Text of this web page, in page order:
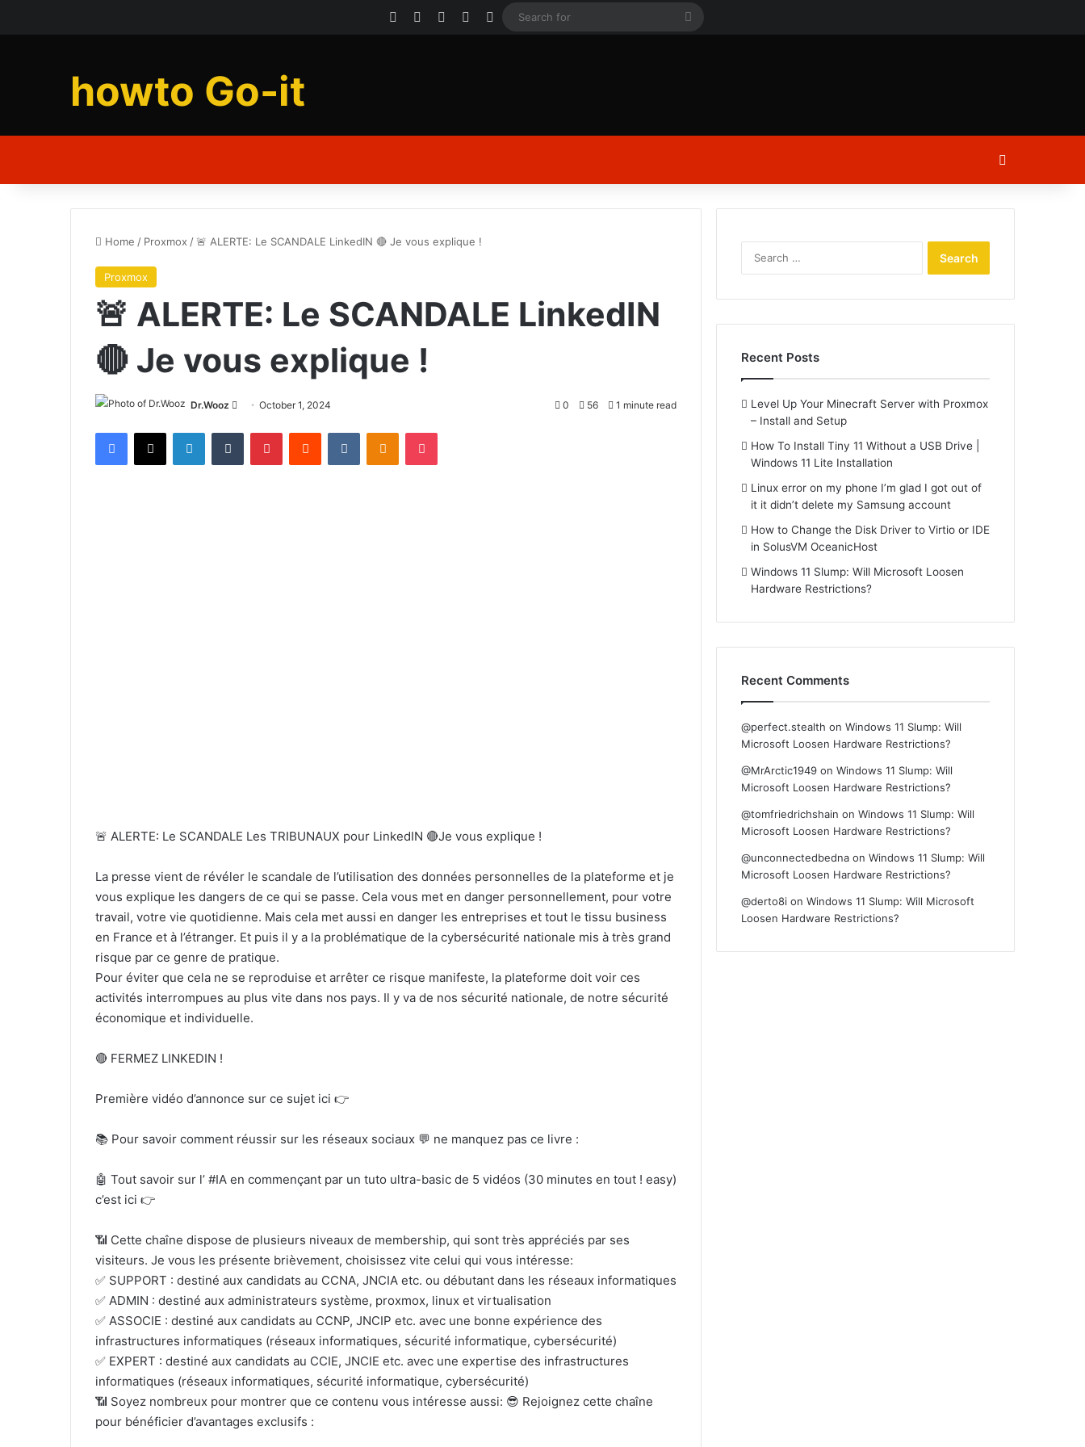
Facebook YouTubeInstagram
Log In
Search
howto Go-it
Home / Proxmox / 🚨 ALERTE: Le SCANDALE LinkedIN 🔴 Je vous explique !
Proxmox
🚨 ALERTE: Le SCANDALE LinkedIN
🔴 Je vous explique !
Dr.Wooz
SendOctober 1, 2024 0 56 1 minute read
Facebook
X LinkedInTumblr PinterestReddit VKontakteOdnoklassniki
Pocket
🚨 ALERTE: Le SCANDALE Les TRIBUNAUX pour LinkedIN 🔴Je vous explique !
La presse vient de révéler le scandale de l’utilisation des données personnelles de la plateforme et je
vous explique les dangers de ce qui se passe. Cela vous met en danger personnellement, pour votre
travail, votre vie quotidienne. Mais cela met aussi en danger les entreprises et tout le tissu business
en France et à l’étranger. Et puis il y a la problématique de la cybersécurité nationale mis à très grand
risque par ce genre de pratique.
Pour éviter que cela ne se reproduise et arrêter ce risque manifeste, la plateforme doit voir ces
activités interrompues au plus vite dans nos pays. Il y va de nos sécurité nationale, de notre sécurité
économique et individuelle.
🔴 FERMEZ LINKEDIN !
Première vidéo d’annonce sur ce sujet ici 👉
📚 Pour savoir comment réussir sur les réseaux sociaux 💬 ne manquez pas ce livre :
🤖 Tout savoir sur l’ #IA en commençant par un tuto ultra-basic de 5 vidéos (30 minutes en tout ! easy)
c’est ici 👉
📶 Cette chaîne dispose de plusieurs niveaux de membership, qui sont très appréciés par ses
visiteurs. Je vous les présente brièvement, choisissez vite celui qui vous intéresse:
✅ SUPPORT : destiné aux candidats au CCNA, JNCIA etc. ou débutant dans les réseaux informatiques
✅ ADMIN : destiné aux administrateurs système, proxmox, linux et virtualisation
✅ ASSOCIE : destiné aux candidats au CCNP, JNCIP etc. avec une bonne expérience des
infrastructures informatiques (réseaux informatiques, sécurité informatique, cybersécurité)
✅ EXPERT : destiné aux candidats au CCIE, JNCIE etc. avec une expertise des infrastructures
informatiques (réseaux informatiques, sécurité informatique, cybersécurité)
📶 Soyez nombreux pour montrer que ce contenu vous intéresse aussi: 😎 Rejoignez cette chaîne
pour bénéficier d’avantages exclusifs :
Recent Posts
Level Up Your Minecraft Server with Proxmox
– Install and Setup
How To Install Tiny 11 Without a USB Drive |
Windows 11 Lite Installation
Linux error on my phone I’m glad I got out of
it it didn’t delete my Samsung account
How to Change the Disk Driver to Virtio or IDE
in SolusVM OceanicHost
Windows 11 Slump: Will Microsoft Loosen
Hardware Restrictions?
Recent Comments
@perfect.stealth onWindows 11 Slump: Will
Microsoft Loosen Hardware Restrictions?
@MrArctic1949 onWindows 11 Slump: Will
Microsoft Loosen Hardware Restrictions?
@tomfriedrichshain onWindows 11 Slump: Will
Microsoft Loosen Hardware Restrictions?
@unconnectedbedna onWindows 11 Slump: Will
Microsoft Loosen Hardware Restrictions?
@derto8i onWindows 11 Slump: Will Microsoft
Loosen Hardware Restrictions?